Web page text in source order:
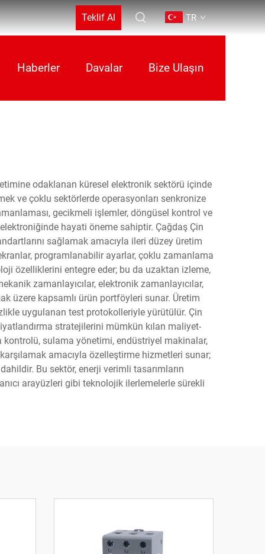
Teklif Al TR
Haberler Davalar Bize Ulaşın
odaklanan küresel elektronik sektörü içinde
ve çoklu sektörlerde operasyonları senkronize
gecikmeli işlemler, döngüsel kontrol ve
hayati öneme sahiptir. Çağdaş Çin
sağlamak amacıyla ileri düzey üretim
programlanabilir ayarlar, çoklu zamanlama
özelliklerini entegre eder; bu da uzaktan izleme,
zamanlayıcılar, elektronik zamanlayıcılar,
üzere kapsamlı ürün portföyleri sunar. Üretim
uygulanan test protokolleriyle yürütülür. Çin
stratejilerini mümkün kılan maliyet-
kontrolü, sulama yönetimi, endüstriyel makinalar,
amacıyla özelleştirme hizmetleri sunar;
Bu sektör, enerji verimli tasarımların
arayüzleri gibi teknolojik ilerlemelerle sürekli